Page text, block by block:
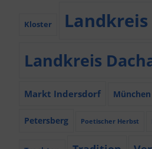
Kloster Landkreis
Landkreis
Markt Indersdorf München
Petersberg Poetischer Herbst